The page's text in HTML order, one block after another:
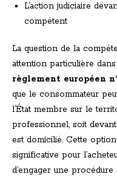
L’action judiciaire
compétent
La question de la
attention particulière
règlement européen
que le consommateur
l’État membre sur le
professionnel, soit
est domicilié. Cette
significative pour
d’engager une